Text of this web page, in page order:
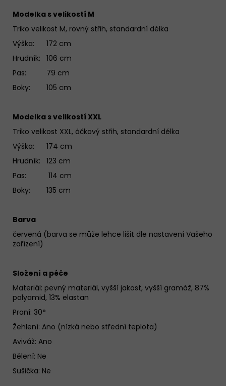
Modelka s velikostí M
Triko velikost M, rovný střih, standardní délka
Výška: 172 cm
Hrudník: 106 cm
Pas: 79 cm
Boky: 105 cm
Modelka s velikostí XXL
Triko velikost XXL, áčkový střih, standardní délka
Výška: 174 cm
Hrudník: 123 cm
Pas: 114 cm
Boky: 135 cm
Barva
červená (barva se může lehce lišit dle nastavení Vašeho
zařízení)
Složení a péče
Materiál: pevný materiál, vyšší jakost, vyšší gramáž, 87%
polyamid, 13% elastan
Praní: 30°
Žehlení: Ano (nízká nebo střední teplota)
Aviváž: Ano
Bělení: Ne
Sušička: Ne